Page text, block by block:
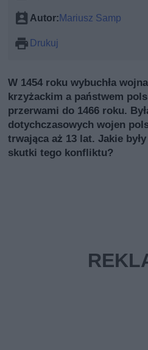
Autor:Mariusz Samp
Drukuj
W 1454 roku wybuchła
krzyżackim a państwem
przerwami do 1466 roku.
dotychczasowych wojen
trwająca aż 13 lat. Jakie
skutki tego konfliktu?